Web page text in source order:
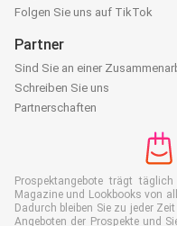
Folgen Sie uns auf TikTok
Partner
Sind Sie an einer
Schreiben Sie uns
Partnerschaften
Prospektangebote trägt
Magazine und Lookbooks von
Dadurch bleiben Sie zu jeder
Angeboten der Prospekte und